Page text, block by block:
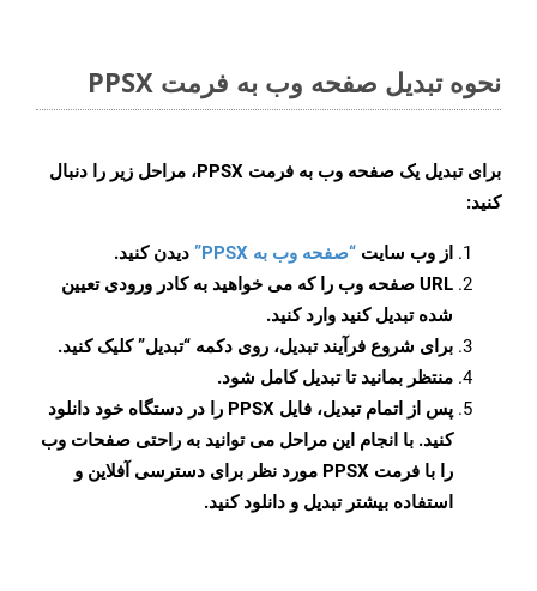
نحوه تبدیل صفحه وب به فرمت PPSX
برای تبدیل یک صفحه وب به فرمت PPSX، مراحل زیر را دنبال
کنید:
از وب سایت “صفحه وب به PPSX”
دیدن کنید.
URL صفحه وب را که می خواهید به کادر ورودی تعیین
شده تبدیل کنید وارد کنید.
برای شروع فرآیند تبدیل، روی دکمه “تبدیل” کلیک کنید.
منتظر بمانید تا تبدیل کامل شود.
پس از اتمام تبدیل، فایل PPSX را در دستگاه خود دانلود
کنید. با انجام این مراحل می توانید به راحتی صفحات وب
را با فرمت PPSX مورد نظر برای دسترسی آفلاین و
استفاده بیشتر تبدیل و دانلود کنید.